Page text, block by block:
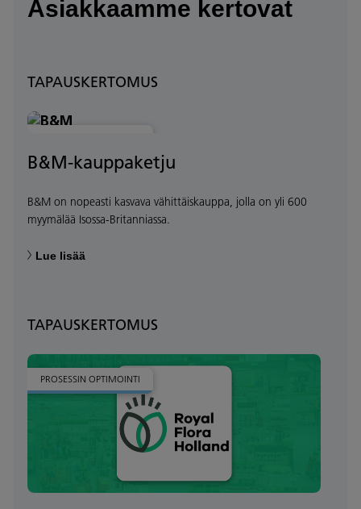
Asiakkaamme kertovat
TAPAUSKERTOMUS
B&M-kauppaketju
B&M on nopeasti kasvava vähittäiskauppa, jolla on yli 600
myymälää Isossa-Britanniassa.
Lue lisää
TAPAUSKERTOMUS
PROSESSIN OPTIMOINTI